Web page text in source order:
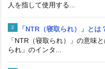
人を指して使用する...
「NTR（寝取られ）」と
「NTR（寝取られ）」の意味
られ」のインタ...